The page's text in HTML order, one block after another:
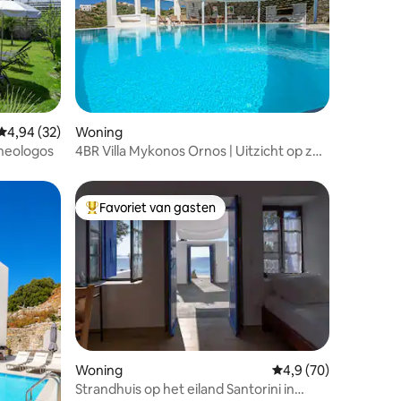
beoordeling van 4,94 uit 5, 32 recensies
4,94 (32)
Woning
4BR Villa Mykonos Ornos | Uitzicht op zee
Topfavoriet van gasten
Favoriet van gasten
Woning Gemiddelde
4,9 (70)
Strandhuis op het eiland Santorini in